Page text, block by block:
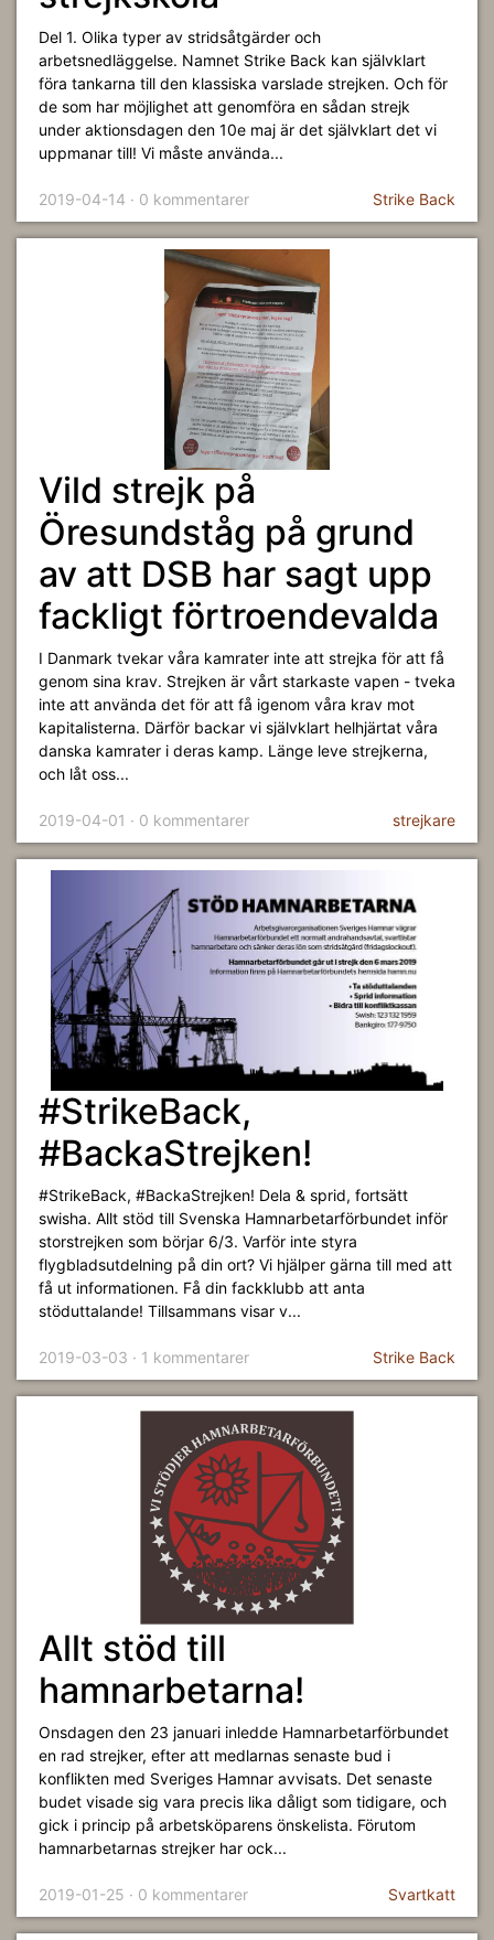
Del 1. Olika typer av stridsåtgärder och
arbetsnedläggelse. Namnet Strike Back kan självklart
föra tankarna till den klassiska varslade strejken. Och för
de som har möjlighet att genomföra en sådan strejk
under aktionsdagen den 10e maj är det självklart det vi
uppmanar till! Vi måste använda...
2019-04-14 · 0 kommentarer Strike Back
Vild strejk på
Öresundståg på grund
av att DSB har sagt upp
fackligt förtroendevalda
I Danmark tvekar våra kamrater inte att strejka för att få
genom sina krav. Strejken är vårt starkaste vapen - tveka
inte att använda det för att få igenom våra krav mot
kapitalisterna. Därför backar vi självklart helhjärtat våra
danska kamrater i deras kamp. Länge leve strejkerna,
och låt oss...
2019-04-01 · 0 kommentarer strejkare
#StrikeBack,
#BackaStrejken!
#StrikeBack, #BackaStrejken! Dela & sprid, fortsätt
swisha. Allt stöd till Svenska Hamnarbetarförbundet inför
storstrejken som börjar 6/3. Varför inte styra
flygbladsutdelning på din ort? Vi hjälper gärna till med att
få ut informationen. Få din fackklubb att anta
stöduttalande! Tillsammans visar v...
2019-03-03 · 1 kommentarer Strike Back
Allt stöd till
hamnarbetarna!
Onsdagen den 23 januari inledde Hamnarbetarförbundet
en rad strejker, efter att medlarnas senaste bud i
konflikten med Sveriges Hamnar avvisats. Det senaste
budet visade sig vara precis lika dåligt som tidigare, och
gick i princip på arbetsköparens önskelista. Förutom
hamnarbetarnas strejker har ock...
2019-01-25 · 0 kommentarer Svartkatt